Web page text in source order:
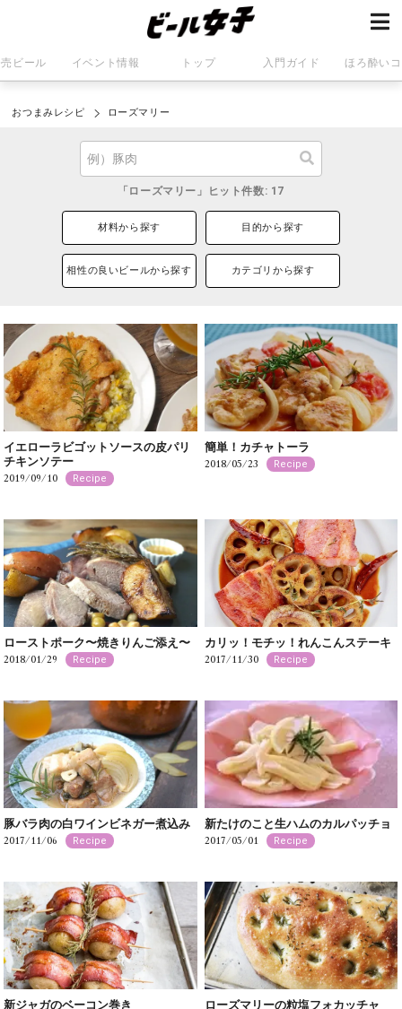
ビール イベント情報 トップ 入門ガイド ほろ酔い
おつまみレシピ ローズマリー
「ローズマリー」ヒット件数: 17
材料から探す 目的から探す
相性の良いビールから探す カテゴリから探す
イエローラビゴットソースの皮パリ
チキンソテー
2019/09/10 Recipe
簡単！カチャトーラ
2018/05/23 Recipe
ローストポーク〜焼きりんご添え〜
2018/01/29 Recipe
カリッ！モチッ！れんこんステーキ
2017/11/30 Recipe
豚バラ肉の白ワインビネガー煮込み
2017/11/06 Recipe
新たけのこと生ハムのカルパッチョ
2017/05/01 Recipe
新ジャガのベーコン巻き ローズマリーの粒塩フォカッチャ